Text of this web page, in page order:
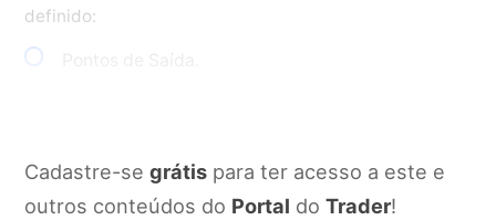
definido:
Pontos de Entrada.
Cadastre-se grátispara ter acesso a este e
outros conteúdos do Portal do Trader!